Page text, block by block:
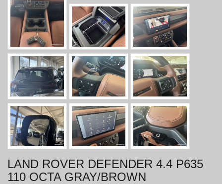
LAND ROVER DEFENDER 4.4 P635
110 OCTA GRAY/BROWN